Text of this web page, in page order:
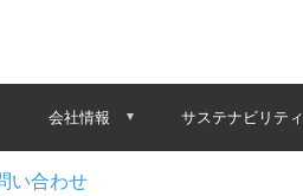
会社情報 サステナビリティ
い合わせ